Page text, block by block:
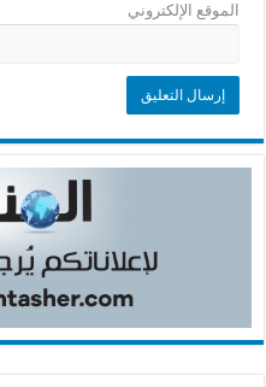
الموقع الإلكتروني